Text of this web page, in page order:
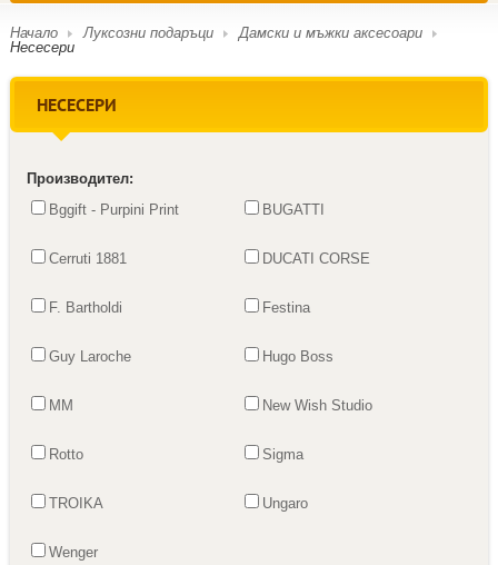
Начало Луксозни подаръци
Дамски и мъжки аксесоари
Несесери
НЕСЕСЕРИ
Производител:
Bggift - Purpini Print
BUGATTI
Cerruti 1881 DUCATI CORSE
F. Bartholdi Festina
Guy Laroche Hugo Boss
MM New Wish Studio
Rotto Sigma
TROIKA Ungaro
Wenger